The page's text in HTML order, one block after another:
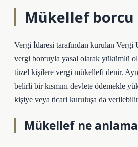
Mükellef borcu
Vergi İdaresi tarafından kurulan Vergi
vergi borcuyla yasal olarak yükümlü
tüzel kişilere vergi mükellefi denir.
belirli bir kısmını devlete ödemekle
kişiye veya ticari kuruluşa da
Mükellef ne